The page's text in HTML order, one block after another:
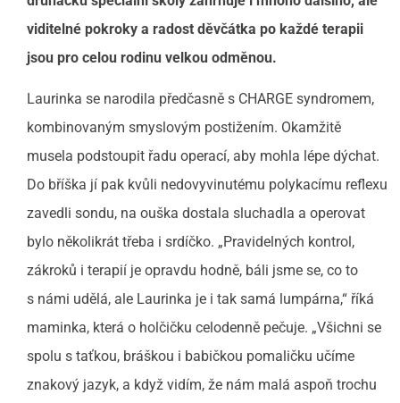
viditelné pokroky a radost děvčátka po každé terapii
jsou pro celou rodinu velkou odměnou.
Laurinka se narodila předčasně s CHARGE syndromem,
kombinovaným smyslovým postižením. Okamžitě
musela podstoupit řadu operací, aby mohla lépe dýchat.
Do bříška jí pak kvůli nedovyvinutému polykacímu reflexu
zavedli sondu, na ouška dostala sluchadla a operovat
bylo několikrát třeba i srdíčko. „Pravidelných kontrol,
zákroků i terapií je opravdu hodně, báli jsme se, co to
s námi udělá, ale Laurinka je i tak samá lumpárna,“ říká
maminka, která o holčičku celodenně pečuje. „Všichni se
spolu s taťkou, bráškou i babičkou pomaličku učíme
znakový jazyk, a když vidím, že nám malá aspoň trochu